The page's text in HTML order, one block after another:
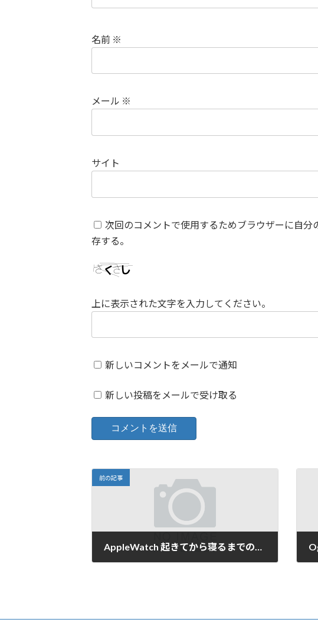
名前 ※
メール ※
サイト
次回のコメントで使用するためブラウザーに自
存する。
上に表示された文字を入力してください。
新しいコメントをメールで通知
新しい投稿をメールで受け取る
前の記事
AppleWatch 起きてから寝るまでの使い方が分かる本